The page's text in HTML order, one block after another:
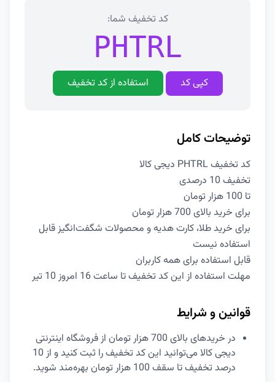
کد تخفیف شما:
PHTRL
کپی کد استفاده از کد تخفیف
توضیحات کامل
کد تخفیف PHTRL دیجی کالا
تخفیف 10 درصدی
تا 100 هزار تومان
برای خرید بالای 700 هزار تومان
برای خرید طلا، کارت هدیه و محصولات شگفت‌انگیز قابل
استفاده نیست
قابل استفاده برای همه کاربران
مهلت استفاده از این کد تخفیف تا ساعت 16 امروز 10 تیر
قوانین و شرایط
در خریدهای بالای 700 هزار تومان از فروشگاه اینترنتی
دیجی کالا می‌توانید این کد تخفیف را ثبت کنید و از 10
درصد تخفیف تا سقف 100 هزار تومان بهره‌مند شوید.